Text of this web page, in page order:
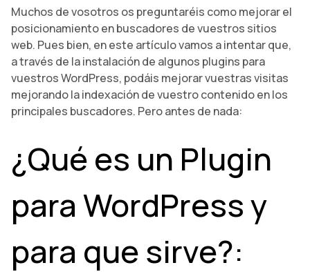
Muchos de vosotros os preguntaréis como mejorar el
posicionamiento en buscadores de vuestros sitios
web. Pues bien, en este artículo vamos a intentar que,
a través de la instalación de algunos plugins para
vuestros WordPress, podáis mejorar vuestras visitas
mejorando la indexación de vuestro contenido en los
principales buscadores. Pero antes de nada:
¿Qué es un Plugin
para WordPress y
para que sirve?: